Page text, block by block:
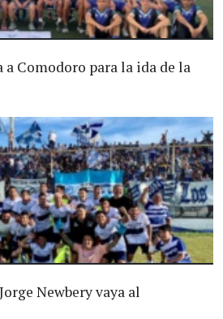
Comodoro para la ida de la
Newbery vaya al